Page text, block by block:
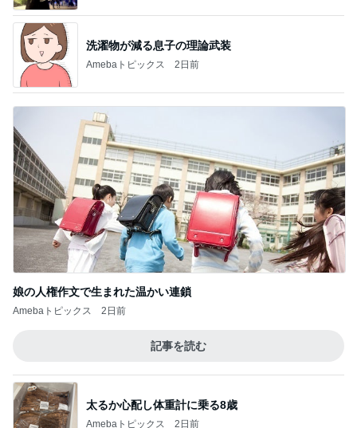
洗濯物が減る息子の理論武装
Amebaトピックス 2日前
娘の人権作文で生まれた温かい連鎖
Amebaトピックス 2日前
記事を読む
太るか心配し体重計に乗る8歳
Amebaトピックス 2日前